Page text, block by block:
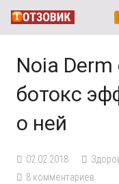
Noia
ботокс
о ней
02.02.2018
8 комментариев